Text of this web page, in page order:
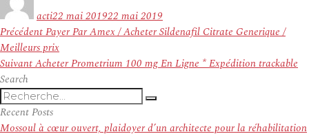
actile
22 mai 201922 mai 2019
Navigation
de
l’article
PrécédentArticle
précédent :
Payer Par Amex / Acheter Sildenafil Citrate Generique /
Meilleurs prix
SuivantArticle
Acheter Prometrium 100 mg En Ligne * Expédition trackable
Search
Recherche
pour
:
Recherche
Recent Posts
Mossoul à cœur ouvert, plaidoyer d’un architecte pour la réhabilitation